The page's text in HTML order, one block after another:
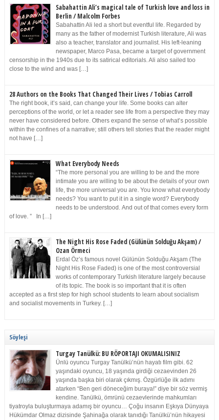
Sabahattin Ali’s magical tale of Turkish love and loss in
Berlin / Malcolm Forbes
Sabahattin Ali led a short but eventful life. Regarded by
many as the father of modernist Turkish literature, Ali was
also a teacher, translator and journalist. His left-leaning
newspaper, Marco Pasa, became a target of government
censorship in the 1940s due to its satirical editorials. Ali also sailed too
close to the wind and was […]
28 Authors on the Books That Changed Their Lives / Tobias Carroll
The right book, it’s said, can change your life. Some books can alter
perceptions of the world, or let a reader see life from a perspective they may
never have considered before. Others expand the sense of what’s possible
within the confines of a narrative; still others tell stories that the reader might
not have […]
What Everybody Needs
“The more personal you are willing to be and the more
intimate you are willing to be about the details of your own
life, the more universal you are. You know what everybody
needs? You want to put it in a single word? Everybody
needs to be understood. And out of that comes every form
of love. ” In […]
The Night His Rose Faded (Gülünün Solduğu Akşam) /
Ozan Örmeci
Erdal Öz’s famous novel Gülünün Solduğu Akşam (The
Night His Rose Faded) is one of the most controversial
works of contemporary Turkish literature largely because
of its topic. The book is so important that it is often
accepted as a first step for high school students to learn about socialism
and socialist movements in Turkey. […]
Söyleşi
Turgay Tanülkü: BU RÖPORTAJI OKUMALISINIZ
Ünlü oyuncu Turgay Tanülkü’nün hayatı film gibi. 62
yaşındaki oyuncu, 18 yaşında girdiği cezaevinden 26
yaşında başka biri olarak çıkmış. Özgürlüğe ilk adımı
atarken “Ben geri döneceğim buraya!” diye bir söz vermiş
kendine. Tanülkü, ömrünü cezaevlerinde mahkumları
tiyatroyla buluşturmaya adamış bir oyuncu… Çoğu insanın Eşkıya Dünyaya
Hükümdar Olmaz dizisinde Şahinağa olarak tanıdığı Tanülkü’nün hikayesi